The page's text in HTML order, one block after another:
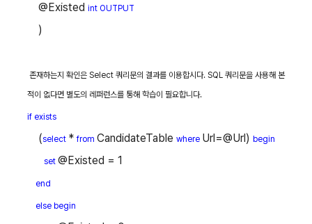
@Existedint OUTPUT
)
존재하는지 확인은 Select쿼리문의 결과를 이용합시다. SQL쿼리문을 사용해 본
적이 없다면 별도의 레퍼런스를 통해 학습이 필요합니다.
if exists
(select *fromCandidateTablewhere Url=@Url)begin
set@Existed = 1
end
else begin